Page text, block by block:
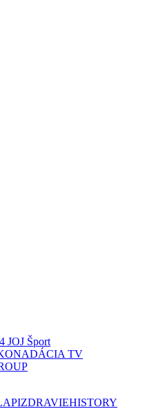
JOJ Šport
NADÁCIA TV
ZDRAVIEHISTORY